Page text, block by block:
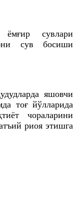
сувлари
сув босиши
яшовчи
тоғ йўлларида
чораларини
риоя этишга